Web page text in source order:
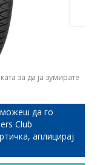
за да ја зумирате
да го
Club
аплицирај